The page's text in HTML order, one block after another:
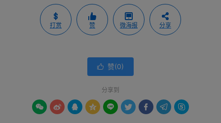
打赏 赞 微海报 分享
 赞(0)
分享到
        